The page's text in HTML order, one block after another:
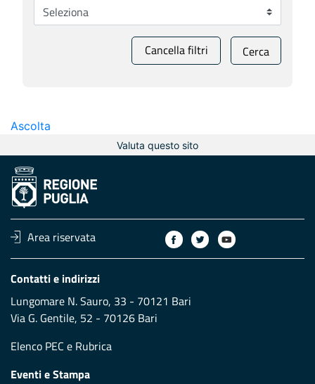
Cancella filtri Cerca
Ascolta
Valuta questo sito
Area riservata
Contatti e indirizzi
Lungomare N. Sauro, 33 - 70121 Bari
Via G. Gentile, 52 - 70126 Bari
Elenco PEC e Rubrica
Eventi e Stampa